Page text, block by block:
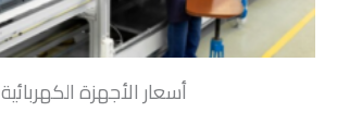
أسعار الأجهزة الكهربائية